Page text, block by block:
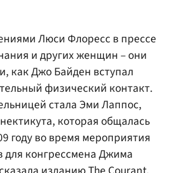
Люси Флоресс в прессе
и других женщин – они
как Джо Байден вступал
физический контакт.
стала Эми Лаппос,
которая общалась
году во время мероприятия
для конгрессмена Джима